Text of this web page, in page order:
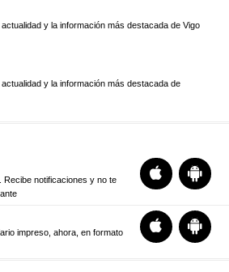
y la información más destacada de Vigo
y la información más destacada de
Recibe notificaciones y no te
impreso, ahora, en formato